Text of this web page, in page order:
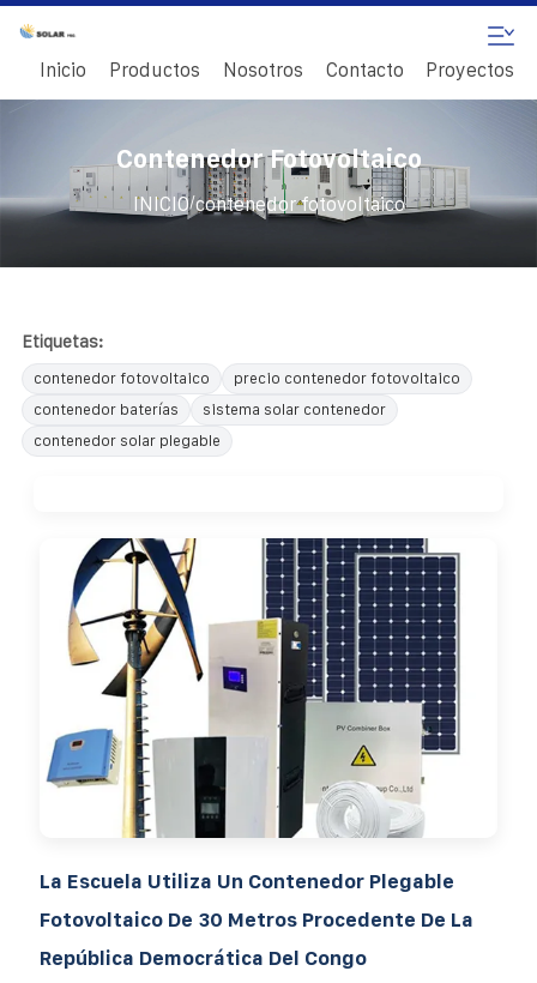
Inicio Productos Nosotros Contacto Proyectos
Contenedor Fotovoltaico
INICIO/contenedor fotovoltaico
Etiquetas:
contenedor fotovoltaico
precio contenedor fotovoltaico
contenedor baterías
sistema solar contenedor
contenedor solar plegable
La Escuela Utiliza Un Contenedor Plegable
Fotovoltaico De 30 Metros Procedente De La
República Democrática Del Congo